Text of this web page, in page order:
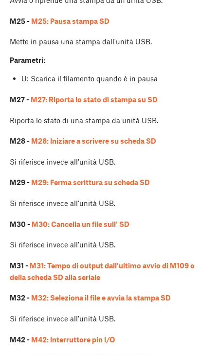
M25 - M25: Pausa stampa SD
Mette in pausa una stampa dall'unità USB.
Parametri:
U: Scarica il filamento quando è in pausa
M27 - M27: Riporta lo stato di stampa su SD
Riporta lo stato di una stampa da unità USB.
M28 - M28: Iniziare a scrivere su scheda SD
Si riferisce invece all'unità USB.
M29 - M29: Ferma scrittura su scheda SD
Si riferisce invece all'unità USB.
M30 - M30: Cancella un file sull' SD
Si riferisce invece all'unità USB.
M31 - M31: Tempo di output dall'ultimo avvio di M109 o
della scheda SD alla seriale
M32 - M32: Seleziona il file e avvia la stampa SD
Si riferisce invece all'unità USB.
M42 - M42: Interruttore pin I/O